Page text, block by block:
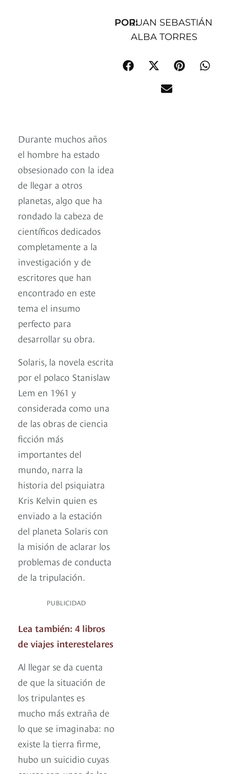
POR:JUAN SEBASTIÁN
ALBA TORRES
Durante muchos años
el hombre ha estado
obsesionado con la idea
de llegar a otros
planetas, algo que ha
rondado la cabeza de
científicos dedicados
completamente a la
investigación y de
escritores que han
encontrado en este
tema el insumo
perfecto para
desarrollar su obra.
Solaris, la novela escrita
por el polaco Stanislaw
Lem en 1961 y
considerada como una
de las obras de ciencia
ficción más
importantes del
mundo, narra la
historia del psiquiatra
Kris Kelvin quien es
enviado a la estación
del planeta Solaris con
la misión de aclarar los
problemas de conducta
de la tripulación.
PUBLICIDAD
Lea también: 4 libros
de viajes interestelares
Al llegar se da cuenta
de que la situación de
los tripulantes es
mucho más extraña de
lo que se imaginaba: no
existe la tierra firme,
hubo un suicidio cuyas